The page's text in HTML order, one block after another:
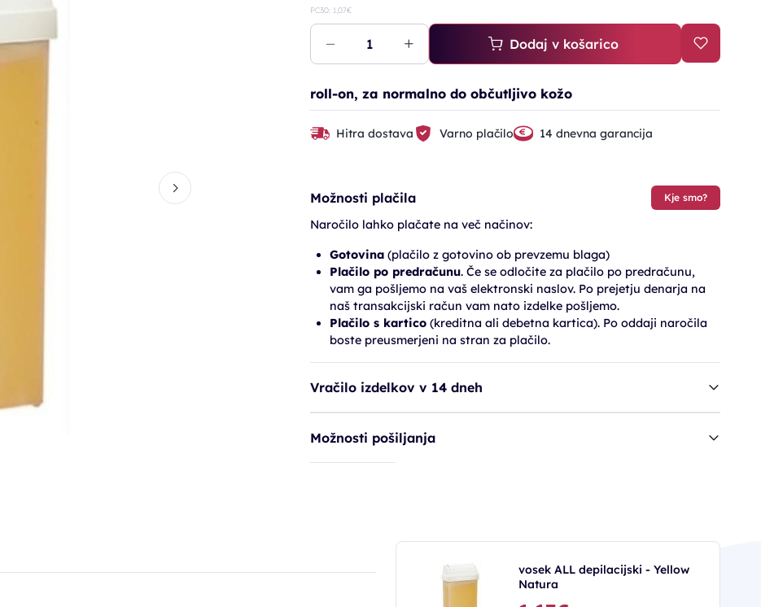
PC30: 1,07€
Dodaj v košarico
roll-on, za normalno do občutljivo kožo
Hitra dostava Varno plačilo 14 dnevna garancija
Možnosti plačila Kje smo?
Naročilo lahko plačate na več načinov:
Gotovina(plačilo z gotovino ob prevzemu blaga)
Plačilo po predračunu. Če se odločite za plačilo po predračunu,
vam ga pošljemo na vaš elektronski naslov. Po prejetju denarja na
naš transakcijski račun vam nato izdelke pošljemo.
Plačilo s kartico(kreditna ali debetna kartica). Po oddaji naročila
boste preusmerjeni na stran za plačilo.
Vračilo izdelkov v 14 dneh
Možnosti pošiljanja
vosek ALL depilacijski - Yellow
Natura